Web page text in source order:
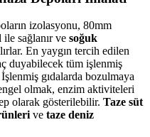
izolasyonu, 80mm
ile sağlanır ve soğuk
En yaygın tercih edilen
duyabilecek tüm işlenmiş
gıdalarda bozulmaya
olmak, enzim aktiviteleri
olarak gösterilebilir. Taze süt
ve taze deniz